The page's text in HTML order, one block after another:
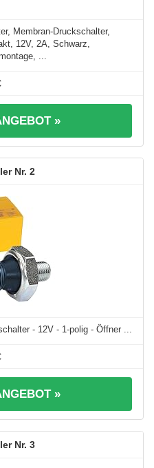
Membran-Druckschalter,
12V, 2A, Schwarz,
...
»
2
- 12V - 1-polig - Öffner ...
»
3